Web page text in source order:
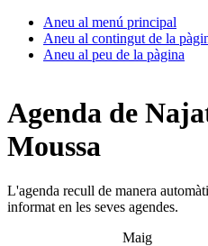
Aneu al menú principal
Aneu al contingut de la
Aneu al peu de la pàgina
Agenda de
Moussa
L'agenda recull de manera
informat en les seves agendes.
Maig